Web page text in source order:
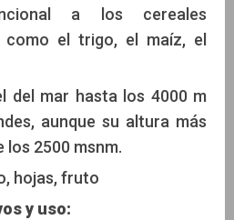
a los cereales
como el trigo, el maíz, el
del mar hasta los 4000 m
aunque su altura más
los 2500 msnm.
hojas, fruto
y uso: